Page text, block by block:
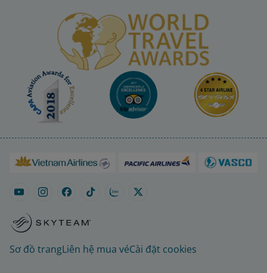
Sơ đồ trangLiên hệ mua véCài đặt cookies